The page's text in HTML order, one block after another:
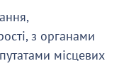
з органами
місцевих